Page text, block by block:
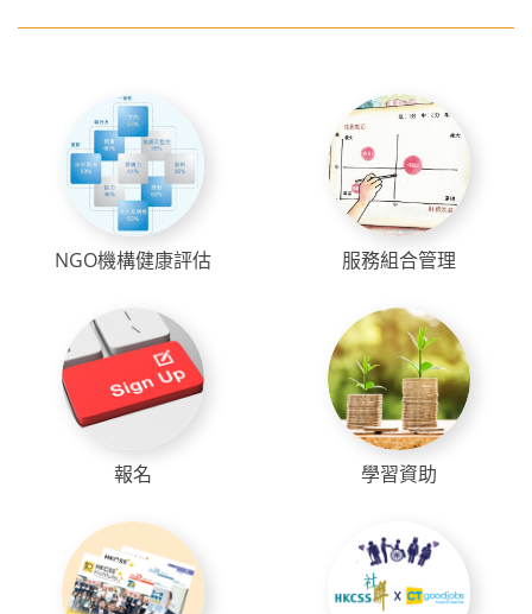
NGO機構健康評估 服務組合管理
報名 學習資助